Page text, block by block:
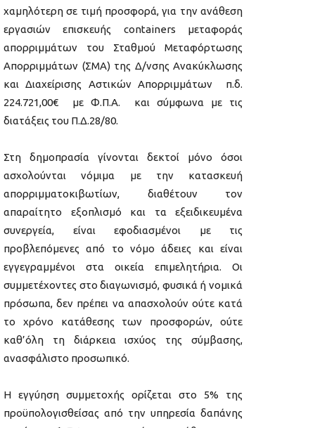
χαμηλότερη σε τιμή προσφορά, για την ανάθεση
εργασιών επισκευής containers μεταφοράς
απορριμμάτων του Σταθμού Μεταφόρτωσης
Απορριμμάτων (ΣΜΑ) της Δ/νσης Ανακύκλωσης
και Διαχείρισης Αστικών Απορριμμάτων π.δ.
224.721,00€ με Φ.Π.Α. και σύμφωνα με τις
διατάξεις του Π.Δ.28/80.
Στη δημοπρασία γίνονται δεκτοί μόνο όσοι
ασχολούνται νόμιμα με την κατασκευή
απορριμματοκιβωτίων, διαθέτουν τον
απαραίτητο εξοπλισμό και τα εξειδικευμένα
συνεργεία, είναι εφοδιασμένοι με τις
προβλεπόμενες από το νόμο άδειες και είναι
εγγεγραμμένοι στα οικεία επιμελητήρια. Οι
συμμετέχοντες στο διαγωνισμό, φυσικά ή νομικά
πρόσωπα, δεν πρέπει να απασχολούν ούτε κατά
το χρόνο κατάθεσης των προσφορών, ούτε
καθ’όλη τη διάρκεια ισχύος της σύμβασης,
ανασφάλιστο προσωπικό.
Η εγγύηση συμμετοχής ορίζεται στο 5% της
προϋπολογισθείσας από την υπηρεσία δαπάνης